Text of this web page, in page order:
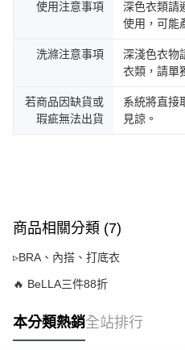
使用注意事項
深色衣類請
使用，可能
洗滌注意事項
深淺色衣物
衣類，請單
若商品因缺貨或
瑕疵無法出貨
系統將直接
見諒。
商品相關分類 (7)
▹BRA、內搭、打底衣
🔥 BeLLA三件88折
本分類熱銷全站排行